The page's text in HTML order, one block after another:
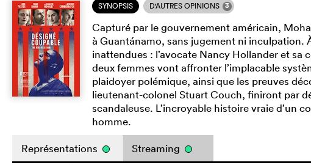
SYNOPSIS D'AUTRES OPINIONS 3
Capturé par le gouvernement américain,
à Guantánamo, sans jugement ni inculpation.
inattendues : l’avocate Nancy Hollander et sa
deux femmes vont affronter l’implacable
plaidoyer polémique, ainsi que les preuves
lieutenant-colonel Stuart Couch, finiront par
scandaleuse. L’incroyable histoire vraie d’un
homme.
Représentations Streaming